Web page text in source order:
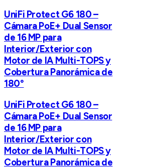
UniFi Protect G6 180 –
Cámara PoE+ Dual Sensor
de 16 MP para
Interior/Exterior con
Motor de IA Multi-TOPS y
Cobertura Panorámica de
180°
UniFi Protect G6 180 –
Cámara PoE+ Dual Sensor
de 16 MP para
Interior/Exterior con
Motor de IA Multi-TOPS y
Cobertura Panorámica de